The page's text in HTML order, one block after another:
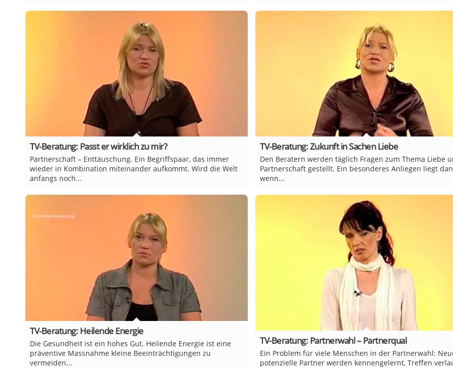
TV-Beratung: Passt er wirklich zu mir?
Partnerschaft – Enttäuschung. Ein Begriffspaar, das immer
wieder in Kombination miteinander aufkommt. Wird die Welt
anfangs noch...
TV-Beratung: Zukunft in Sachen Liebe
Den Beratern werden täglich Fragen zum Thema Liebe
Partnerschaft gestellt. Ein besonderes Anliegen liegt
wenn...
TV-Beratung: Heilende Energie
Die Gesundheit ist ein hohes Gut. Heilende Energie ist eine
präventive Massnahme kleine Beeinträchtigungen zu
vermeiden...
TV-Beratung: Partnerwahl – Partnerqual
Ein Problem für viele Menschen in der Partnerwahl:
potenzielle Partner werden kennengelernt, Treffen